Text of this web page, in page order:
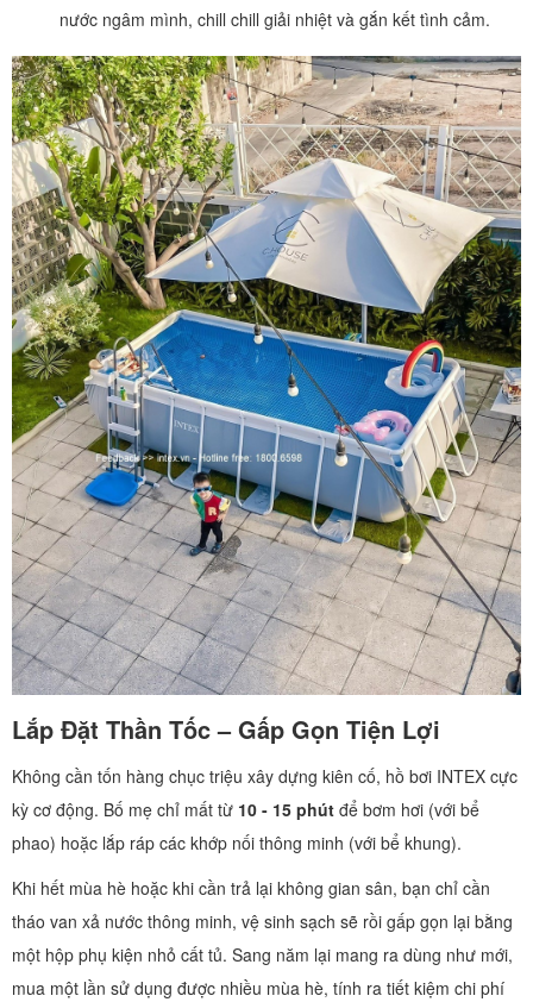
nước ngâm mình, chill chill giải nhiệt và gắn kết tình cảm.
Lắp Đặt Thần Tốc – Gấp Gọn Tiện Lợi
Không cần tốn hàng chục triệu xây dựng kiên cố, hồ bơi INTEX cực
kỳ cơ động. Bố mẹ chỉ mất từ 10 - 15 phút để bơm hơi (với bể
phao) hoặc lắp ráp các khớp nối thông minh (với bể khung).
Khi hết mùa hè hoặc khi cần trả lại không gian sân, bạn chỉ cần
tháo van xả nước thông minh, vệ sinh sạch sẽ rồi gấp gọn lại bằng
một hộp phụ kiện nhỏ cất tủ. Sang năm lại mang ra dùng như mới,
mua một lần sử dụng được nhiều mùa hè, tính ra tiết kiệm chi phí